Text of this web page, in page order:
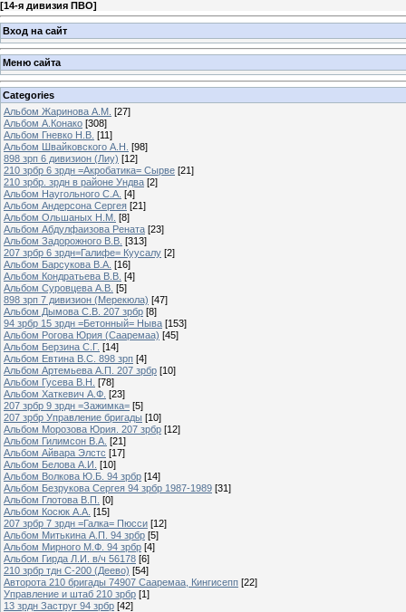
[14-я дивизия ПВО]
Вход на сайт
Меню сайта
Categories
Альбом Жаринова А.М. [27]
Альбом А.Конако [308]
Альбом Гневко Н.В. [11]
Альбом Швайковского А.Н. [98]
898 зрп 6 дивизион (Лиу) [12]
210 зрбр 6 зрдн =Акробатика= Сырве [21]
210 зрбр. зрдн в районе Ундва [2]
Альбом Наугольного С.А. [4]
Альбом Андерсона Сергея [21]
Альбом Ольшаных Н.М. [8]
Альбом Абдулфаизова Рената [23]
Альбом Задорожного В.В. [313]
207 зрбр 6 зрдн=Галифе= Куусалу [2]
Альбом Барсукова В.А. [16]
Альбом Кондратьева В.В. [4]
Альбом Суровцева А.В. [5]
898 зрп 7 дивизион (Мерекюла) [47]
Альбом Дымова С.В. 207 зрбр [8]
94 зрбр 15 зрдн =Бетонный= Ныва [153]
Альбом Рогова Юрия (Сааремаа) [45]
Альбом Берзина С.Г. [14]
Альбом Евтина В.С. 898 зрп [4]
Альбом Артемьева А.П. 207 зрбр [10]
Альбом Гусева В.Н. [78]
Альбом Хаткевич А.Ф. [23]
207 зрбр 9 зрдн =Зажимка= [5]
207 зрбр Управление бригады [10]
Альбом Морозова Юрия. 207 зрбр [12]
Альбом Гилимсон В.А. [21]
Альбом Айвара Элстс [17]
Альбом Белова А.И. [10]
Альбом Волкова Ю.Б. 94 зрбр [14]
Альбом Безрукова Сергея 94 зрбр 1987-1989 [31]
Альбом Глотова В.П. [0]
Альбом Косюк А.А. [15]
207 зрбр 7 зрдн =Галка= Пюсси [12]
Альбом Митькина А.П. 94 зрбр [5]
Альбом Мирного М.Ф. 94 зрбр [4]
Альбом Гирда Л.И. в/ч 56178 [6]
210 зрбр тдн С-200 (Деево) [54]
Авторота 210 бригады 74907 Сааремаа, Кингисепп [22]
Управление и штаб 210 зрбр [1]
13 зрдн Заструг 94 зрбр [42]